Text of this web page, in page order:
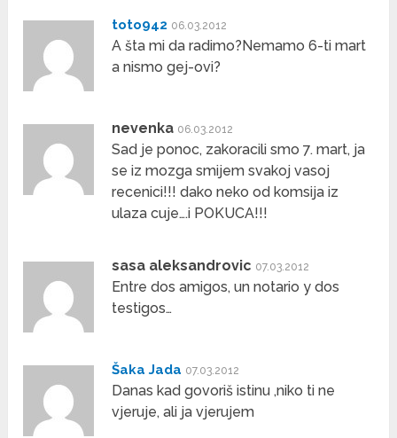
toto942 06.03.2012
A šta mi da radimo?Nemamo 6-ti mart
a nismo gej-ovi?
nevenka 06.03.2012
Sad je ponoc, zakoracili smo 7. mart, ja
se iz mozga smijem svakoj vasoj
recenici!!! dako neko od komsija iz
ulaza cuje….i POKUCA!!!
sasa aleksandrovic 07.03.2012
Entre dos amigos, un notario y dos
testigos…
Šaka Jada 07.03.2012
Danas kad govoriš istinu ,niko ti ne
vjeruje, ali ja vjerujem